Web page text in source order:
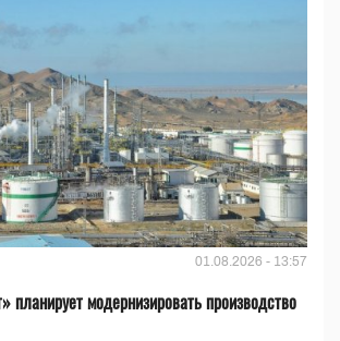
01.08.2026 - 13:57
планирует модернизировать производство